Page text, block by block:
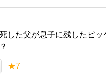
した父が息子に残したピッ
★7